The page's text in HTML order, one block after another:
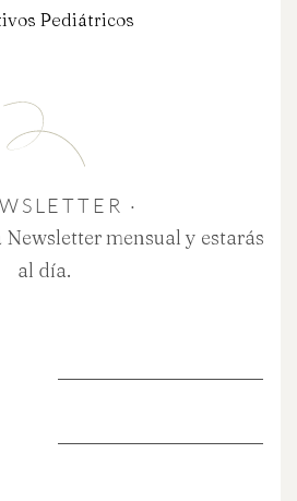
Pediátricos
·
Newsletter mensual y estarás
al día.